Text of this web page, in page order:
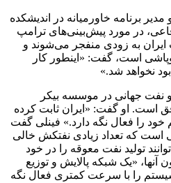
برنامه خاورمیانه در اندیشکده
در مورد پیش‌بینی‌های ترامپ
ایران به زودی منفجر می‌شوند و
است، گفت: «اینطور کار
نخواهد شد.»
نفت جهانی در موسسه بیکر
است. او گفت: «ایران ثابت کرده
را فعال نگه دارد.» فینلی گفت
است که تعداد زیادی نفتکش خالی
تولید نفت معوقه را در خود
آنها، «یک شبکه پالایش و توزیع
را با سرعت کمتری فعال نگه